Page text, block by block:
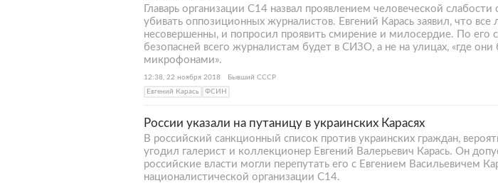
Главарь организации С14 назвал проявлением человеческой
убивать оппозиционных журналистов. Евгений Карась заявил, что все
несовершенны, и попросил проявить смирение и милосердие. По его
безопасней всего журналистам будет в СИЗО, а не на улицах, «где они
микрофонами».
12:38, 22 ноября 2018
Бывший СССР
Евгений Карась
ФСИН
России указали на путаницу в украинских Карасях
В российский санкционный список против украинских граждан,
угодил галерист и коллекционер Евгений Валерьевич Карась. Он
российские власти могли перепутать его с Евгением Васильевичем
националистической организации С14.